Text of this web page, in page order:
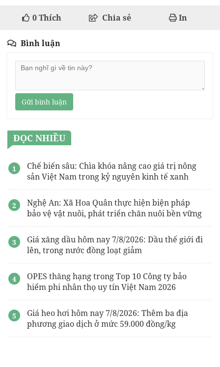
0Thích Chia sẻ In
Bình luận
Gửi bình luận
ĐỌC NHIỀU
Chế biến sâu: Chìa khóa nâng cao giá trị nông
sản Việt Nam trong kỷ nguyên kinh tế xanh
Nghệ An: Xã Hoa Quân thực hiện biện pháp
bảo vệ vật nuôi, phát triển chăn nuôi bền vững
Giá xăng dầu hôm nay 7/8/2026: Dầu thế giới đi
lên, trong nước đồng loạt giảm
OPES thăng hạng trong Top 10 Công ty bảo
hiểm phi nhân thọ uy tín Việt Nam 2026
Giá heo hơi hôm nay 7/8/2026: Thêm ba địa
phương giao dịch ở mức 59.000 đồng/kg